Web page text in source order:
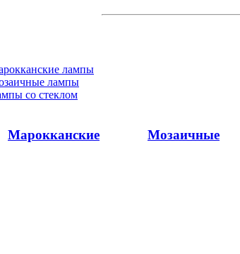
лампы
лампы
со стеклом
Марокканские Мозаичные